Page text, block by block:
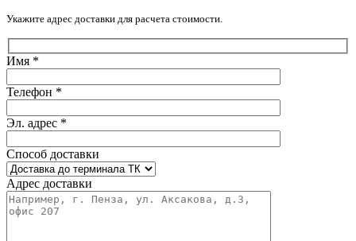
Укажите адрес доставки для расчета стоимости.
Имя *
Телефон *
Эл. адрес *
Способ доставки
Адрес доставки